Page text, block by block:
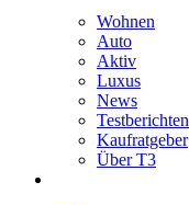
Wohnen
Auto
Aktiv
Luxus
News
Testberichten
Kaufratgeber
Über T3